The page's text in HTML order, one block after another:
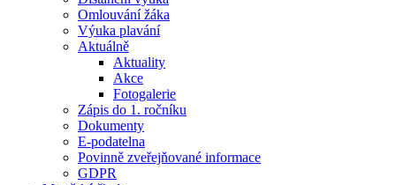
Omlouvání žáka
Výuka plavání
Aktuálně
Aktuality
Akce
Fotogalerie
Zápis do 1. ročníku
Dokumenty
E-podatelna
Povinně zveřejňované informace
GDPR